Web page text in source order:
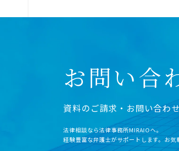
お問い合
資料のご請求・お問い合わ
法律相談なら法律事務所MIRAIOヘ。
経験豊富な弁護士がサポートします。お気